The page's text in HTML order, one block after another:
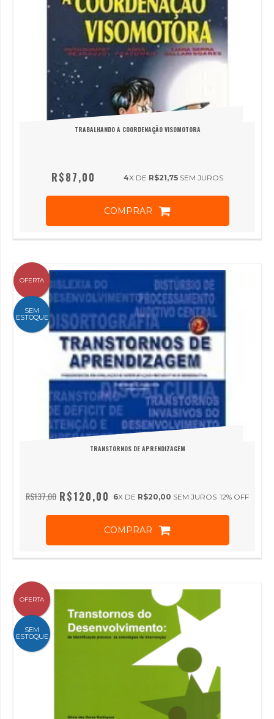
TRABALHANDO A COORDENAÇÃO VISOMOTORA
R$87,00 4X DE R$21,75 SEM JUROS
COMPRAR
OFERTA
SEM
ESTOQUE
TRANSTORNOS DE APRENDIZAGEM
R$137,00 12% OFF
R$120,00 6X DE R$20,00 SEM JUROS
COMPRAR
OFERTA
SEM
ESTOQUE